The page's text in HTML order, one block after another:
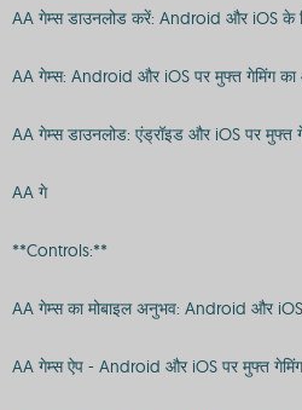
AA गेम्स डाउनलोड करें: Android और iOS के
AA गेम्स: Android और iOS पर मुफ्त गेमिंग
AA गेम्स डाउनलोड: एंड्रॉइड और iOS पर मुफ्त
AA गे
**Controls:**
AA गेम्स का मोबाइल अनुभव: Android और
AA गेम्स ऐप - Android और iOS पर मुफ्त